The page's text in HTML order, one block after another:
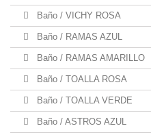
Baño / VICHY ROSA
Baño / RAMAS AZUL
Baño / RAMAS AMARILLO
Baño / TOALLA ROSA
Baño / TOALLA VERDE
Baño / ASTROS AZUL